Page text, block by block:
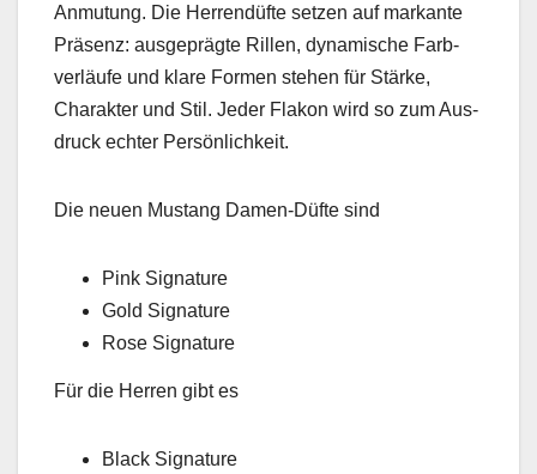
Anmu­tung. Die Her­rendüfte set­zen auf markante
Präsenz: aus­geprägte Rillen, dynamis­che Far­b­
ver­läufe und klare For­men ste­hen für Stärke,
Charak­ter und Stil. Jed­er Flakon wird so zum Aus­
druck echter Per­sön­lichkeit.
Die neuen Mus­tang Damen-Düfte sind
Pink Sig­na­ture
Gold Sig­na­ture
Rose Sig­na­ture
Für die Her­ren gibt es
Black Sig­na­ture